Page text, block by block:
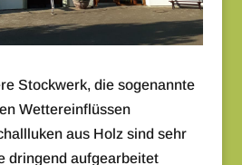
Stockwerk, die sogenannte
Wettereinflüssen
aus Holz sind sehr
dringend aufgearbeitet